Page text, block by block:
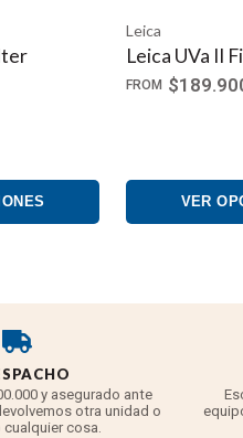
Leica
Leica UVa II
FROM
VER
y asegurado ante
otra unidad o
cualquier cosa.